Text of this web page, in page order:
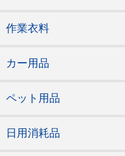
作業衣料
カー用品
ペット用品
日用消耗品